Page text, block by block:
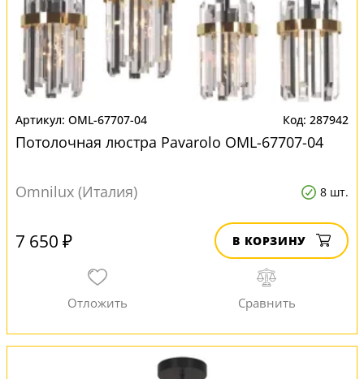
OML-67707-04 287942
Потолочная люстра Pavarolo OML-67707-04
Omnilux (Италия) 8 шт.
7 650 ₽ В КОРЗИНУ